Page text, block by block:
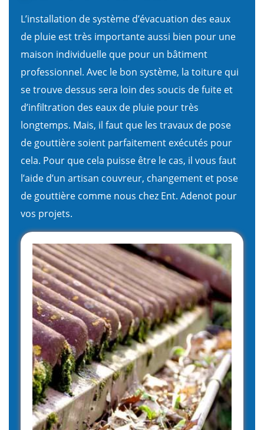
L’installation de système d’évacuation des eaux
de pluie est très importante aussi bien pour une
maison individuelle que pour un bâtiment
professionnel. Avec le bon système, la toiture qui
se trouve dessus sera loin des soucis de fuite et
d’infiltration des eaux de pluie pour très
longtemps. Mais, il faut que les travaux de pose
de gouttière soient parfaitement exécutés pour
cela. Pour que cela puisse être le cas, il vous faut
l’aide d’un artisan couvreur, changement et pose
de gouttière comme nous chez Ent. Adenot pour
vos projets.